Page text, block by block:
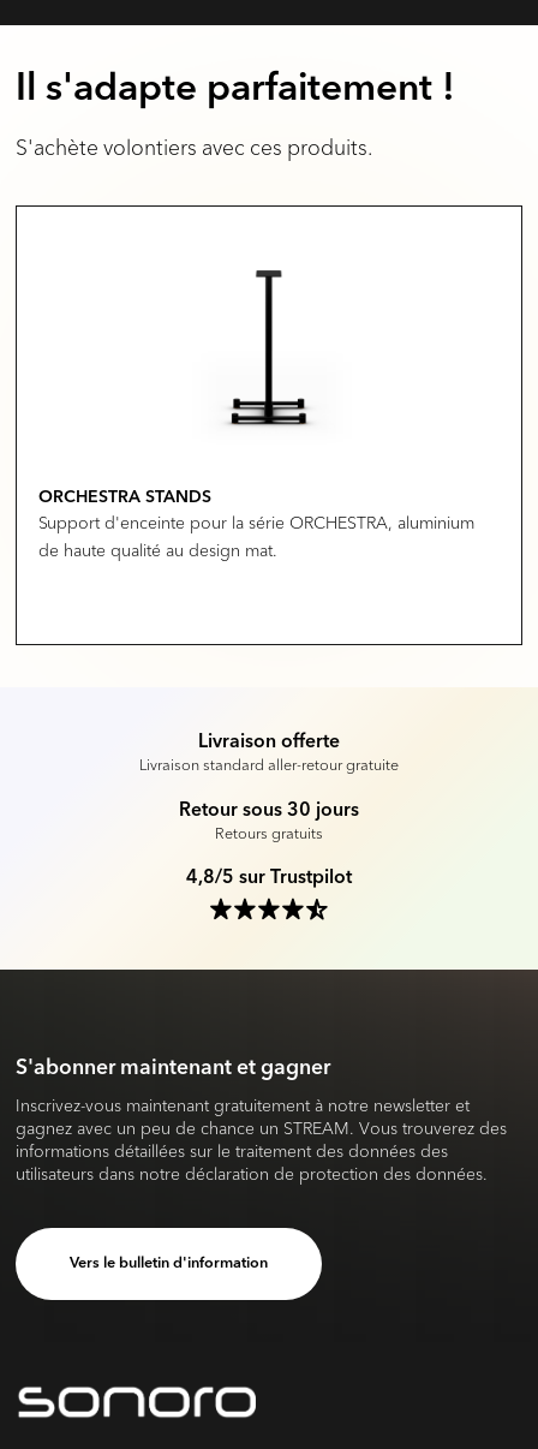
Il s'adapte parfaitement !
S'achète volontiers avec ces produits.
ORCHESTRA STANDS
Support d'enceinte pour la série ORCHESTRA, aluminium
de haute qualité au design mat.
Livraison offerte
Livraison standard aller-retour gratuite
Retour sous 30 jours
Retours gratuits
4,8/5 sur Trustpilot
S'abonner maintenant et gagner
Inscrivez-vous maintenant gratuitement à notre newsletter et
gagnez avec un peu de chance un STREAM. Vous trouverez des
informations détaillées sur le traitement des données des
utilisateurs dans notre déclaration de protection des données.
Vers le bulletin d'information